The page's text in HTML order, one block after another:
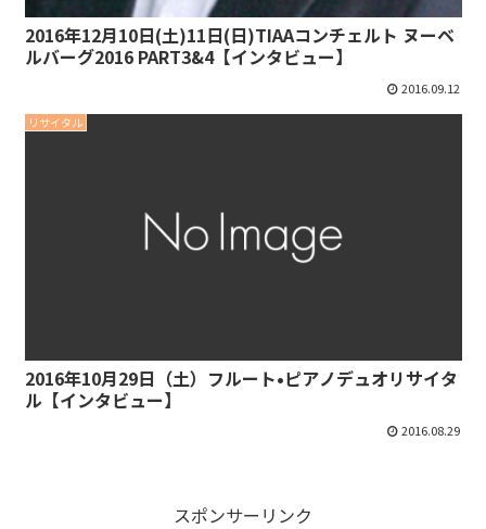
2016年12月10日(土)11日(日)TIAAコンチェルト ヌーベ
ルバーグ2016 PART3&4【インタビュー】
2016.09.12
リサイタル
2016年10月29日（土）フルート•ピアノデュオリサイタ
ル【インタビュー】
2016.08.29
スポンサーリンク